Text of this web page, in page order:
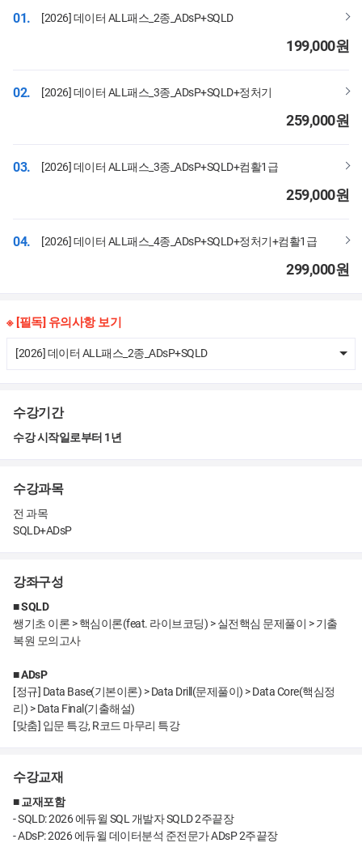
01. [2026] 데이터 ALL패스_2종_ADsP+SQLD
199,000원
02. [2026] 데이터 ALL패스_3종_ADsP+SQLD+정처기
259,000원
03. [2026] 데이터 ALL패스_3종_ADsP+SQLD+컴활1급
259,000원
04. [2026] 데이터 ALL패스_4종_ADsP+SQLD+정처기+컴활1급
299,000원
※ [필독] 유의사항 보기
[2026] 데이터 ALL패스_2종_ADsP+SQLD
수강기간
수강 시작일로부터 1년
수강과목
전 과목
SQLD+ADsP
강좌구성
■ SQLD
쌩기초 이론 > 핵심이론(feat. 라이브코딩) > 실전핵심 문제풀이 > 기출
복원 모의고사
■ ADsP
[정규] Data Base(기본이론) > Data Drill(문제풀이) > Data Core(핵심정
리) > Data Final(기출해설)
[맞춤] 입문 특강, R코드 마무리 특강
수강교재
■ 교재포함
- SQLD: 2026 에듀윌 SQL 개발자 SQLD 2주끝장
- ADsP: 2026 에듀윌 데이터분석 준전문가 ADsP 2주끝장